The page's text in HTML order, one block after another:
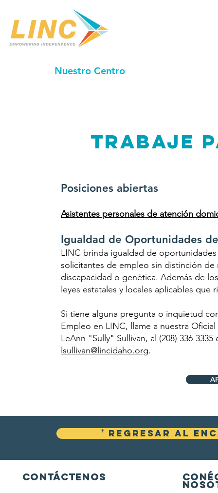
Nuestro Centro
Trabaje
Posiciones abiertas
Asistentes personales de atención
Igualdad de Oportunidades
LINC brinda igualdad de
solicitantes de empleo sin distinción
discapacidad o genética. Además de
leyes estatales y locales aplicables
Si tiene alguna pregunta o inquietud
Empleo en LINC, llame a nuestra
LeAnn "Sully" Sullivan, al (208) 336-
lsullivan@lincidaho.org.
Contáctenos
ꜛ Regresar al